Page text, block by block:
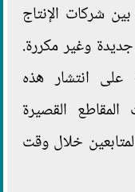
شركات الإنتاج
وغير مكررة.
على انتشار هذه
القصيرة
خلال وقت